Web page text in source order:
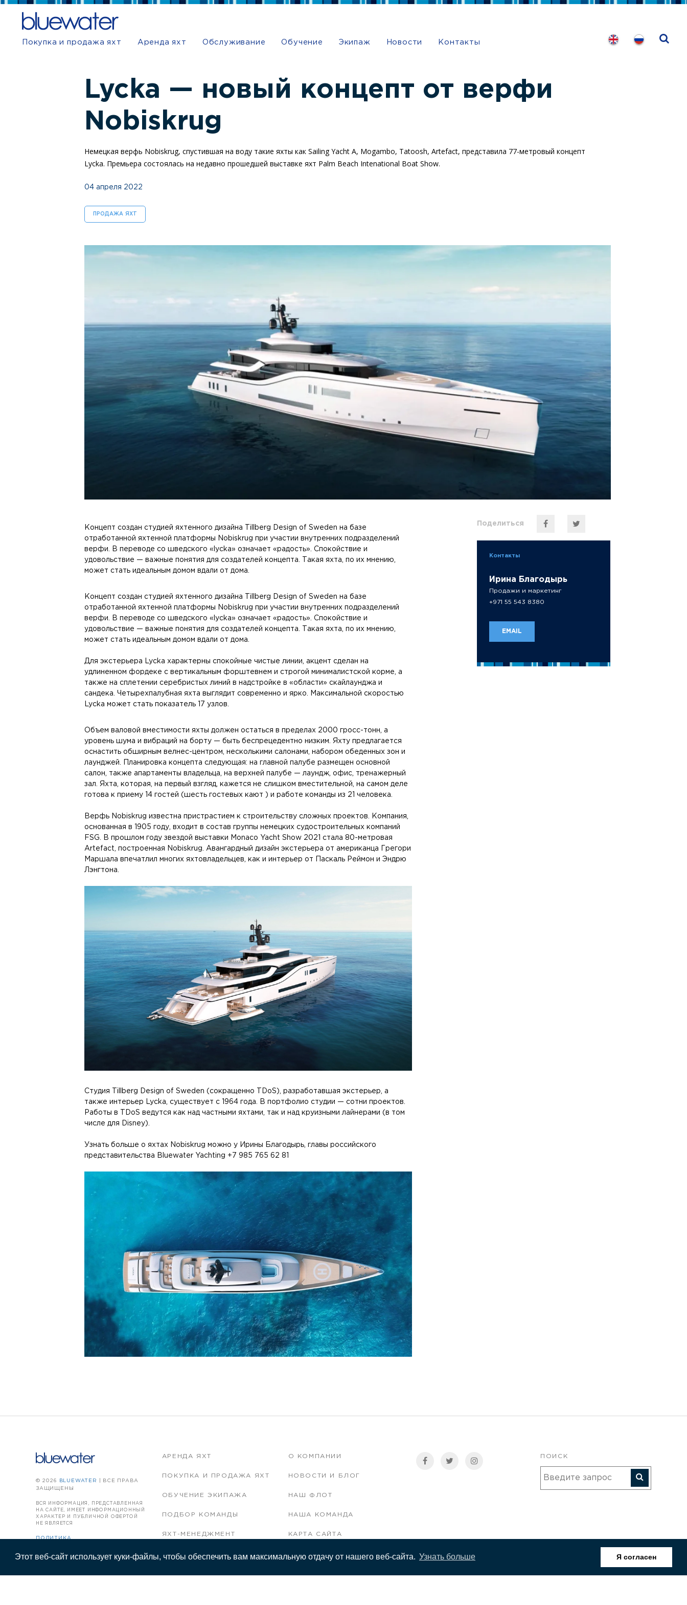
Этот веб-сайт использует куки-файлы, чтобы обеспечить вам максимальную отдачу от нашего веб-сайта. Узнать больше Я согласен
Покупка и продажа яхт Аренда яхт Обслуживание Обучение Экипаж Новости Контакты
Lycka — новый концепт от верфи
Nobiskrug
Немецкая верфь Nobiskrug, спустившая на воду такие яхты как Sailing Yacht A, Mogambo, Tatoosh, Artefact, представила 77-метровый концепт
Lycka. Премьера состоялась на недавно прошедшей выставке яхт Palm Beach Intenational Boat Show.
04 апреля 2022
ПРОДАЖА ЯХТ
Концепт создан студией яхтенного дизайна Tillberg Design of Sweden на базе
отработанной яхтенной платформы Nobiskrug при участии внутренних подразделений
верфи. В переводе со шведского «lycka» означает «радость». Спокойствие и
удовольствие — важные понятия для создателей концепта. Такая яхта, по их мнению,
может стать идеальным домом вдали от дома.
Концепт создан студией яхтенного дизайна Tillberg Design of Sweden на базе
отработанной яхтенной платформы Nobiskrug при участии внутренних подразделений
верфи. В переводе со шведского «lycka» означает «радость». Спокойствие и
удовольствие — важные понятия для создателей концепта. Такая яхта, по их мнению,
может стать идеальным домом вдали от дома.
Для экстерьера Lycka характерны спокойные чистые линии, акцент сделан на
удлиненном фордеке с вертикальным форштевнем и строгой минималистской корме, а
также на сплетении серебристых линий в надстройке в «области» скайлаунджа и
сандека. Четырехпалубная яхта выглядит современно и ярко. Максимальной скоростью
Lycka может стать показатель 17 узлов.
Объем валовой вместимости яхты должен остаться в пределах 2000 гросс-тонн, а
уровень шума и вибраций на борту — быть беспрецедентно низким. Яхту предлагается
оснастить обширным велнес-центром, несколькими салонами, набором обеденных зон и
лаунджей. Планировка концепта следующая: на главной палубе размещен основной
салон, также апартаменты владельца, на верхней палубе — лаундж, офис, тренажерный
зал. Яхта, которая, на первый взгляд, кажется не слишком вместительной, на самом деле
готова к приему 14 гостей (шесть гостевых кают ) и работе команды из 21 человека.
Верфь Nobiskrug известна пристрастием к строительству сложных проектов. Компания,
основанная в 1905 году, входит в состав группы немецких судостроительных компаний
FSG. В прошлом году звездой выставки Monaco Yacht Show 2021 стала 80-метровая
Artefact, построенная Nobiskrug. Авангардный дизайн экстерьера от американца Грегори
Маршала впечатлил многих яхтовладельцев, как и интерьер от Паскаль Реймон и Эндрю
Лэнгтона.
Студия Tillberg Design of Sweden (сокращенно TDoS), разработавшая экстерьер, а
также интерьер Lycka, существует с 1964 года. В портфолио студии — сотни проектов.
Работы в TDoS ведутся как над частными яхтами, так и над круизными лайнерами (в том
числе для Disney).
Узнать больше о яхтах Nobiskrug можно у Ирины Благодырь, главы российского
представительства Bluewater Yachting +7 985 765 62 81
Поделиться
Контакты
Ирина Благодырь
Продажи и маркетинг
+971 55 543 8380
EMAIL
© 2026 BLUEWATER
| ВСЕ ПРАВА
ЗАЩИЩЕНЫ
ВСЯ ИНФОРМАЦИЯ, ПРЕДСТАВЛЕННАЯ
НА САЙТЕ, ИМЕЕТ ИНФОРМАЦИОННЫЙ
ХАРАКТЕР И ПУБЛИЧНОЙ ОФЕРТОЙ
НЕ ЯВЛЯЕТСЯ
ПОЛИТИКА
АРЕНДА ЯХТ
ПОКУПКА И ПРОДАЖА ЯХТ
ОБУЧЕНИЕ ЭКИПАЖА
ПОДБОР КОМАНДЫ
ЯХТ-МЕНЕДЖМЕНТ
О КОМПАНИИ
НОВОСТИ И БЛОГ
НАШ ФЛОТ
НАША КОМАНДА
КАРТА САЙТА
ПОИСК